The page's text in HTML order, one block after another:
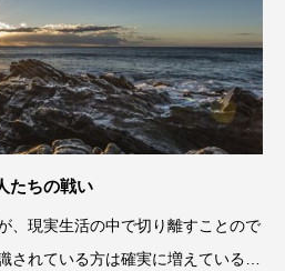
たちの戦い
、現実生活の中で切り離すことので
されている方は確実に増えていると